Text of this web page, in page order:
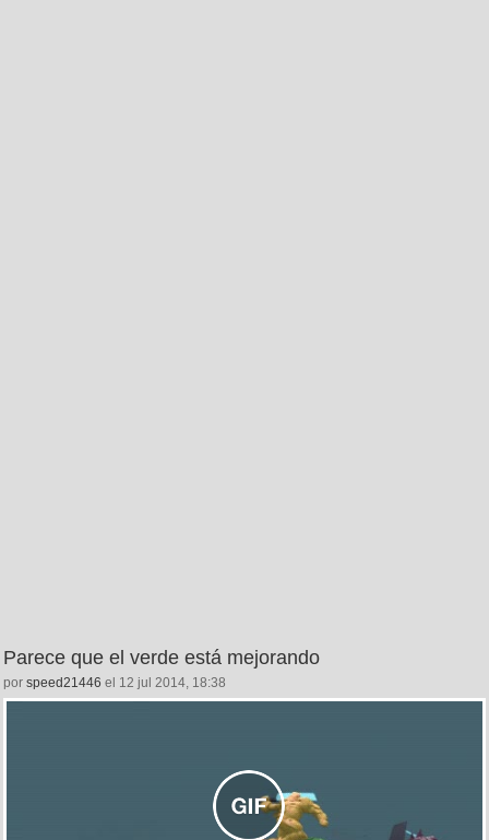
Parece que el verde está mejorando
por speed21446 el 12 jul 2014, 18:38